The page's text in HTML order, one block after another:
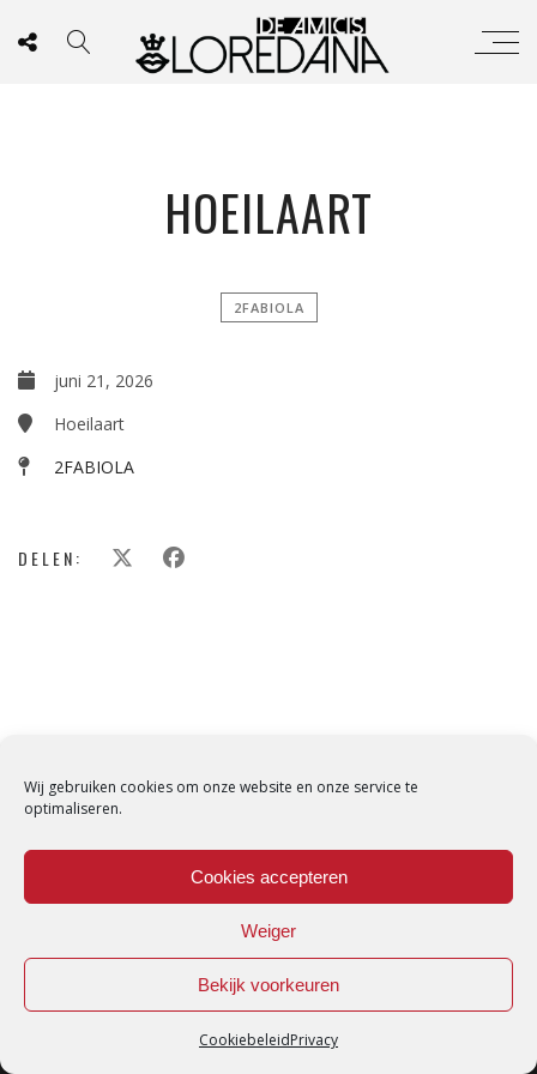
Wij gebruiken cookies om onze website en onze service te
optimaliseren.
Cookies accepteren
Weiger
Bekijk voorkeuren
CookiebeleidPrivacy
HOEILAART
2FABIOLA
juni 21, 2026
Hoeilaart
2FABIOLA
DELEN:
Loredana © Made with love byDirtyHippos